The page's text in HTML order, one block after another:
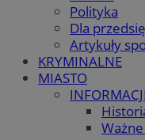
Polityka
Dla
Artykuły
KRYMINALNE
MIASTO